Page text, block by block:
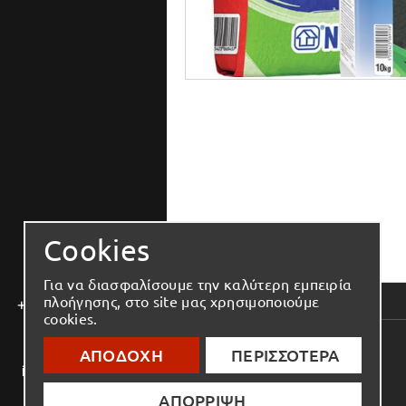
Cookies
Για να διασφαλίσουμε την καλύτερη εμπειρία
πλοήγησης, στο site μας χρησιμοποιούμε
cookies.
ΑΠΟΔΟΧΗ ΠΕΡΙΣΣΟΤΕΡΑ
ΑΠΟΡΡΙΨΗ
+30 2810 543 444
info@elmenko.gr